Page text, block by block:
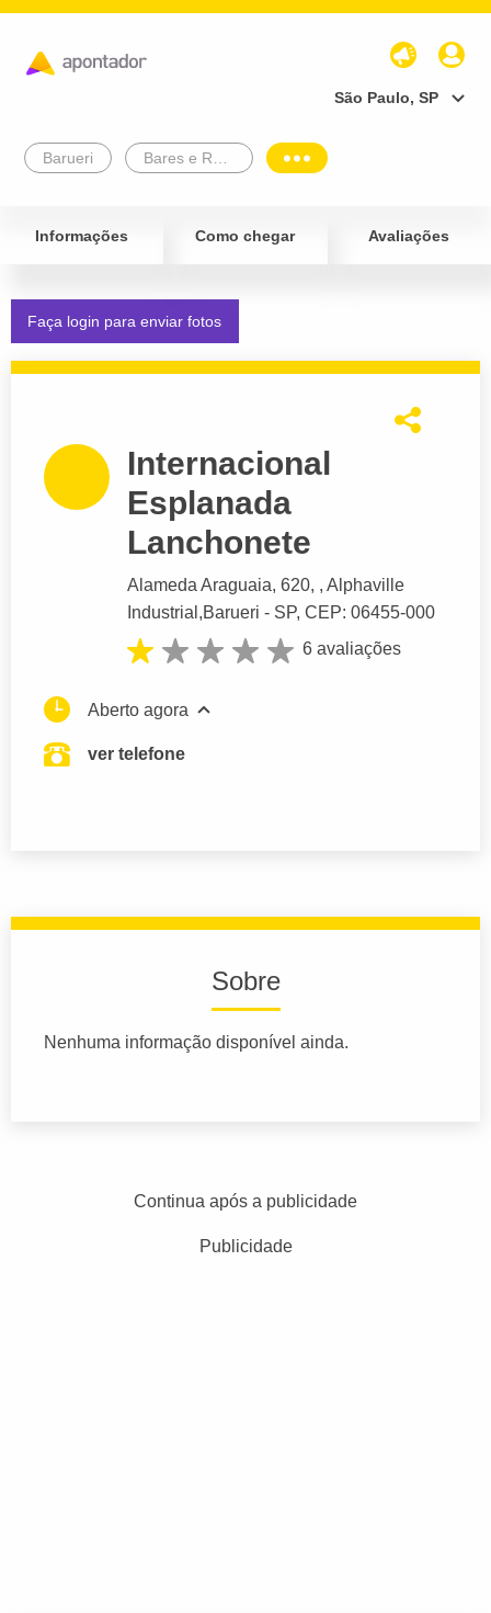
São Paulo, SP
Barueri
Informações Como chegar Avaliações
Faça login para enviar fotos
Internacional
Esplanada
Lanchonete
Alameda Araguaia, 620, , Alphaville
Industrial,Barueri - SP, CEP: 06455-000
6 avaliações
Aberto agora
ver telefone
Sobre
Nenhuma informação disponível ainda.
Continua após a publicidade
Publicidade